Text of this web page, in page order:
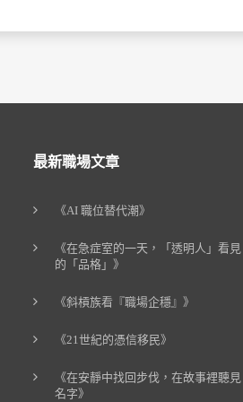
最新職場文章
《AI 職位替代潮》
《在急症室的一天，「透明人」看見
的「品格」》
《斜槓族看『職場企穩』》
《21世紀的憑信移民》
《在安靜中找回步伐，在故事裡聽見
名字》